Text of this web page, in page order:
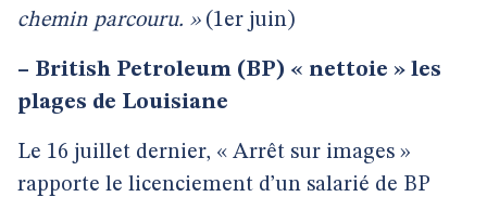
chemin parcouru. »(1er juin)
– British Petroleum (BP) « nettoie » les
plages de Louisiane
Le 16 juillet dernier, « Arrêt sur images »
rapporte le licenciement d’un salarié de BP